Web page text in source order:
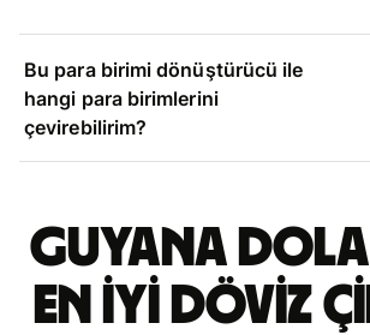
Bu para birimi dönüştürücü ile
hangi para birimlerini
çevirebilirim?
Guyana
en iyi döviz